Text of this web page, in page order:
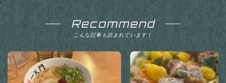
Recommend
こんな記事も読まれています！